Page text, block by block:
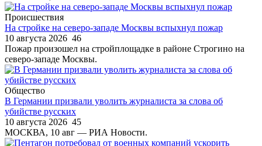
Происшествия
На стройке на северо-западе Москвы вспыхнул пожар
10 августа 2026 46
Пожар произошел на стройплощадке в районе Строгино на
северо-западе Москвы.
Общество
В Германии призвали уволить журналиста за слова об
убийстве русских
10 августа 2026 45
МОСКВА, 10 авг — РИА Новости.